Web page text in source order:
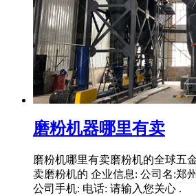
磨粉机器哪里有卖
磨粉机哪里有卖磨粉机的全球五
卖磨粉机的 企业信息: 公司名:郑
公司手机: 电话: 请输入您关心 .